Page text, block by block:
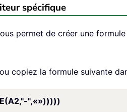
spécifique
permet de créer une
copiez la formule suivante
",«»)))))